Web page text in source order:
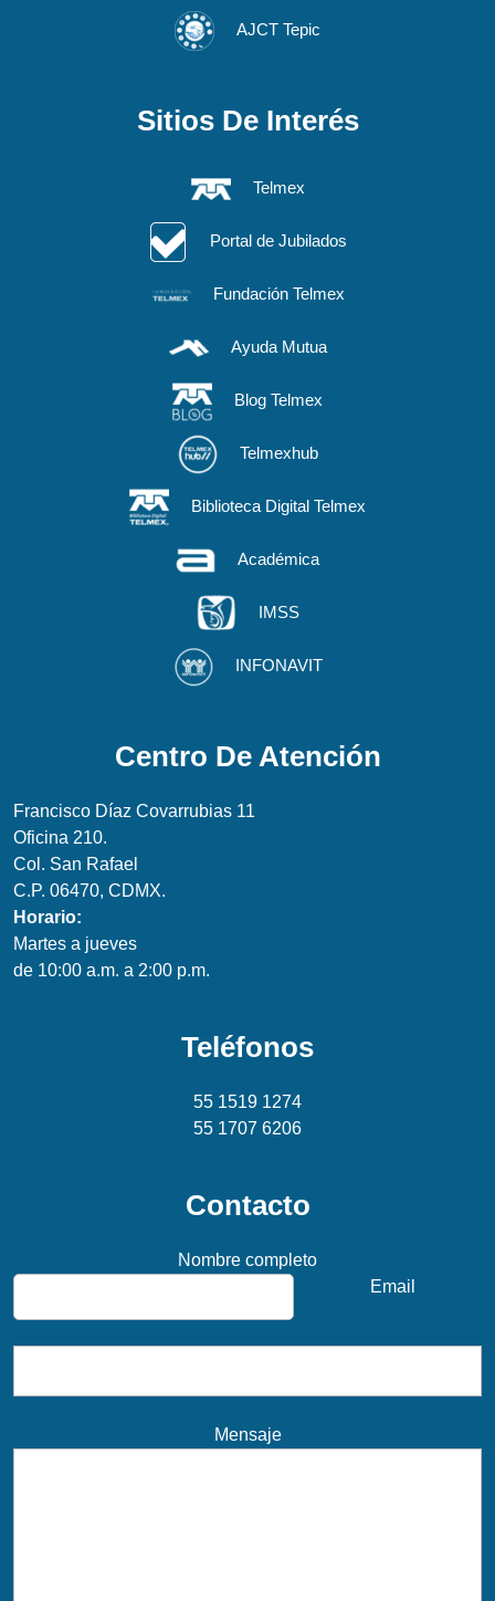
AJCT Tepic
Sitios De Interés
Telmex
Portal de Jubilados
Fundación Telmex
Ayuda Mutua
Blog Telmex
Telmexhub
Biblioteca Digital Telmex
Académica
IMSS
INFONAVIT
Centro De Atención
Francisco Díaz Covarrubias 11
Oficina 210.
Col. San Rafael
C.P. 06470, CDMX.
Horario:
Martes a jueves
de 10:00 a.m. a 2:00 p.m.
Teléfonos
55 1519 1274
55 1707 6206
Contacto
Nombre completo
Email
Mensaje